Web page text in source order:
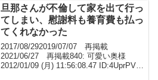
文句の電話...
旦那さんが不倫して家を出て行っ
てしまい、慰謝料も養育費も払っ
てくれなかった
2017/08/292019/07/07 再掲載
2021/06/27 再掲載840: 可愛い奥様
2012/01/09 (月) 11:56:08.47 ID:4UprPVtj0